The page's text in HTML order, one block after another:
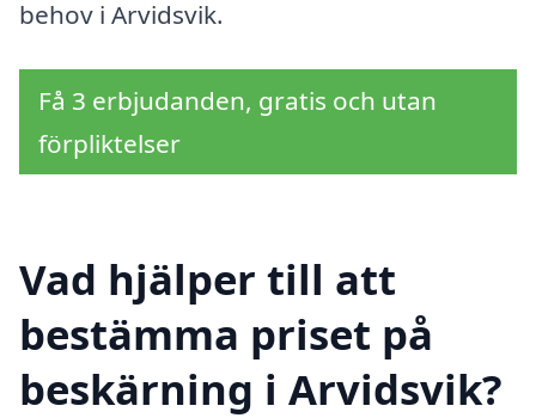
behov i Arvidsvik.
Få 3 erbjudanden, gratis och utan
förpliktelser
Vad hjälper till att
bestämma priset på
beskärning i Arvidsvik?